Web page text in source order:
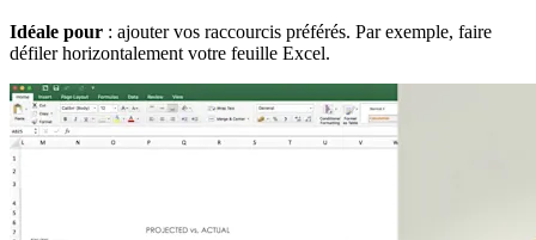
Idéale pour : ajouter vos raccourcis préférés. Par exemple, faire
défiler horizontalement votre feuille Excel.